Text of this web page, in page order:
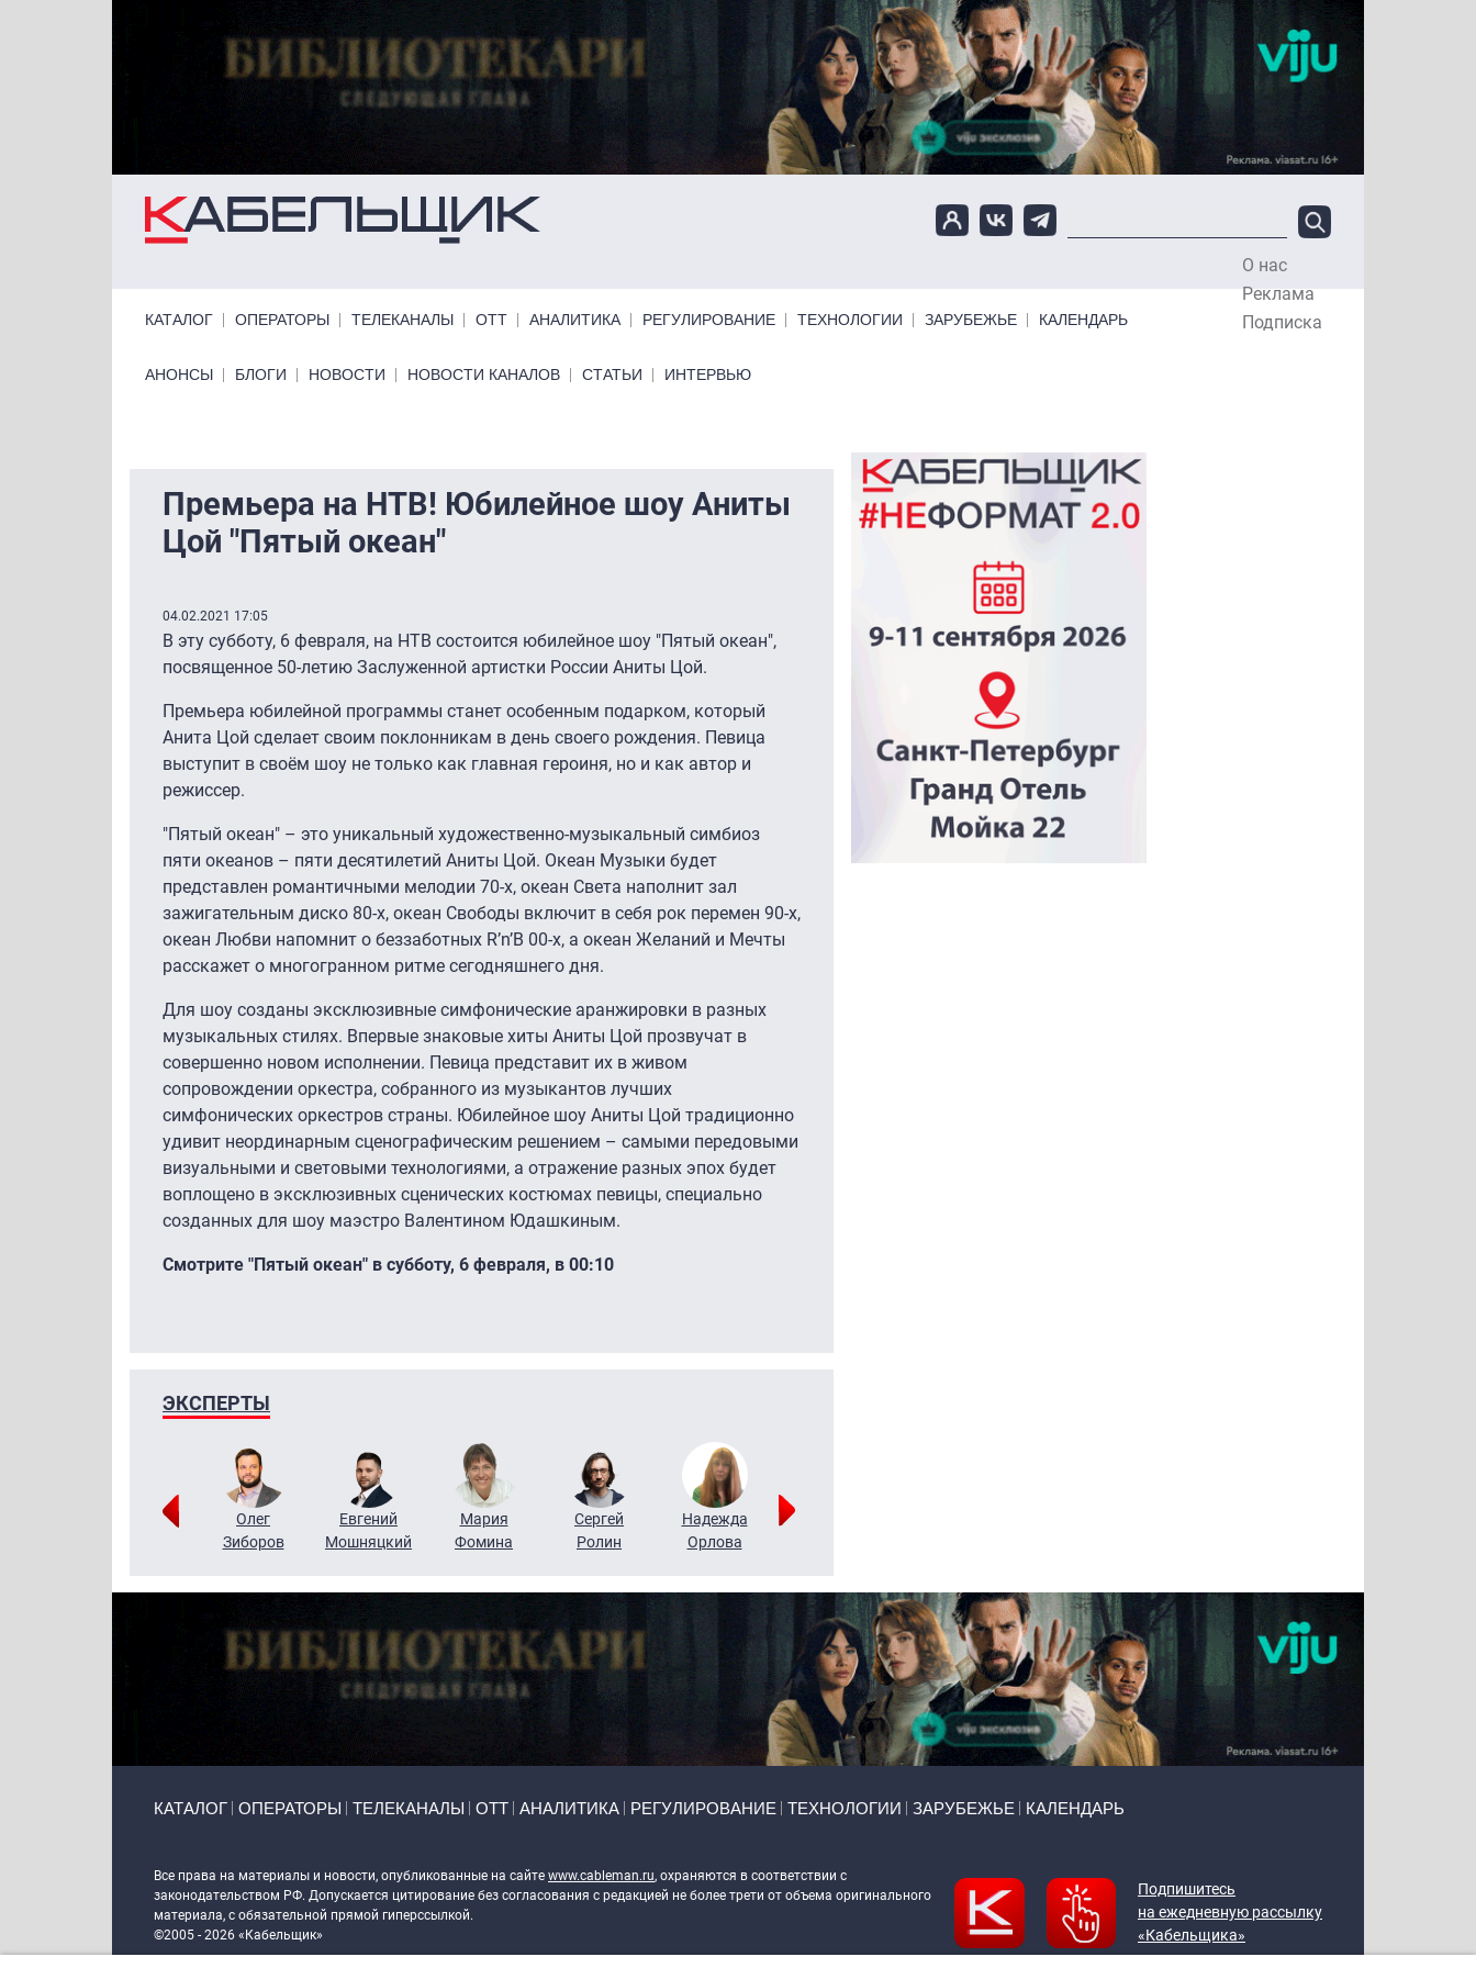
О нас
Реклама
Подписка
КАТАЛОГ ОПЕРАТОРЫ ТЕЛЕКАНАЛЫ ОТТ АНАЛИТИКА РЕГУЛИРОВАНИЕ ТЕХНОЛОГИИ ЗАРУБЕЖЬЕ КАЛЕНДАРЬ
Primary links bottom
АНОНСЫ БЛОГИ НОВОСТИ НОВОСТИ КАНАЛОВ СТАТЬИ ИНТЕРВЬЮ
Премьера на НТВ! Юбилейное шоу Аниты
Цой "Пятый океан"
04.02.2021 17:05
В эту субботу, 6 февраля, на НТВ состоится юбилейное шоу "Пятый океан",
посвященное 50-летию Заслуженной артистки России Аниты Цой.
Премьера юбилейной программы станет особенным подарком, который
Анита Цой сделает своим поклонникам в день своего рождения. Певица
выступит в своём шоу не только как главная героиня, но и как автор и
режиссер.
"Пятый океан" – это уникальный художественно-музыкальный симбиоз
пяти океанов – пяти десятилетий Аниты Цой. Океан Музыки будет
представлен романтичными мелодии 70-х, океан Света наполнит зал
зажигательным диско 80-х, океан Свободы включит в себя рок перемен 90-х,
океан Любви напомнит о беззаботных R’n’B 00-х, а океан Желаний и Мечты
расскажет о многогранном ритме сегодняшнего дня.
Для шоу созданы эксклюзивные симфонические аранжировки в разных
музыкальных стилях. Впервые знаковые хиты Аниты Цой прозвучат в
совершенно новом исполнении. Певица представит их в живом
сопровождении оркестра, собранного из музыкантов лучших
симфонических оркестров страны. Юбилейное шоу Аниты Цой традиционно
удивит неординарным сценографическим решением – самыми передовыми
визуальными и световыми технологиями, а отражение разных эпох будет
воплощено в эксклюзивных сценических костюмах певицы, специально
созданных для шоу маэстро Валентином Юдашкиным.
Смотрите "Пятый океан" в субботу, 6 февраля, в 00:10
ЭКСПЕРТЫ
Григорий
Олег
Зиборов
Евгений
Мошняцкий
Мария
Фомина
Сергей
Ролин
Надежда
Орлова
КАТАЛОГ ОПЕРАТОРЫ ТЕЛЕКАНАЛЫ ОТТ АНАЛИТИКА РЕГУЛИРОВАНИЕ ТЕХНОЛОГИИ ЗАРУБЕЖЬЕ КАЛЕНДАРЬ
Все права на материалы и новости, опубликованные на сайте www.cableman.ru, охраняются в соответствии с
законодательством РФ. Допускается цитирование без согласования с редакцией не более трети от объема оригинального
материала, с обязательной прямой гиперссылкой.
©2005 - 2026 «Кабельщик»
Подпишитесь
на ежедневную рассылку
«Кабельщика»